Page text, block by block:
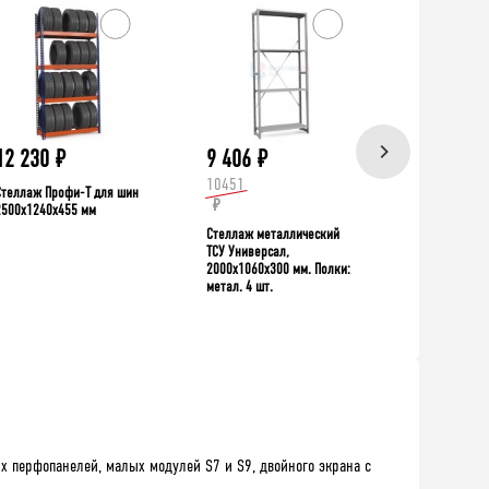
230 ₽
Профи-Т для шин
мм
9 406 ₽
10451
₽
Стеллаж металлический
ТСУ Универсал,
2000x1060x300 мм. Полки:
метал. 4 шт.
перфопанелей, малых модулей S7 и S9, двойного экрана с